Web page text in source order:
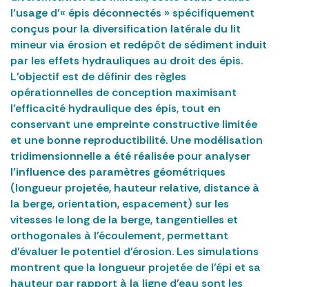
l’usage d’« épis déconnectés » spécifiquement
conçus pour la diversification latérale du lit
mineur via érosion et redépôt de sédiment induit
par les effets hydrauliques au droit des épis.
L’objectif est de définir des règles
opérationnelles de conception maximisant
l’efficacité hydraulique des épis, tout en
conservant une empreinte constructive limitée
et une bonne reproductibilité. Une modélisation
tridimensionnelle a été réalisée pour analyser
l’influence des paramètres géométriques
(longueur projetée, hauteur relative, distance à
la berge, orientation, espacement) sur les
vitesses le long de la berge, tangentielles et
orthogonales à l’écoulement, permettant
d’évaluer le potentiel d’érosion. Les simulations
montrent que la longueur projetée de l’épi et sa
hauteur par rapport à la ligne d’eau sont les